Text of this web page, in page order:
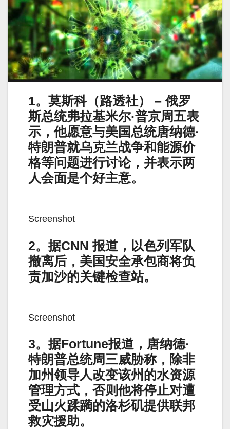
1。莫斯科（路透社） – 俄罗
斯总统弗拉基米尔·普京周五表
示，他愿意与美国总统唐纳德·
特朗普就乌克兰战争和能源价
格等问题进行讨论，并表示两
人会面是个好主意。
Screenshot
2。据CNN 报道，以色列军队
撤离后，美国安全承包商将负
责加沙的关键检查站。
Screenshot
3。据Fortune报道，唐纳德·
特朗普总统周三威胁称，除非
加州领导人改变该州的水资源
管理方式，否则他将停止对遭
受山火蹂躏的洛杉矶提供联邦
救灾援助。